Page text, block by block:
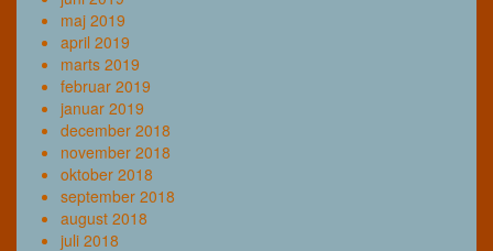
maj 2019
april 2019
marts 2019
februar 2019
januar 2019
december 2018
november 2018
oktober 2018
september 2018
august 2018
juli 2018